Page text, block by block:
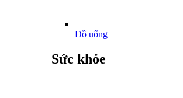
Đồ uống
Sức khỏe